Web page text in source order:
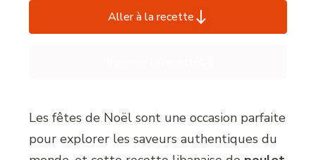
Aller à la recette
Les fêtes de Noël sont une occasion parfaite
pour explorer les saveurs authentiques du